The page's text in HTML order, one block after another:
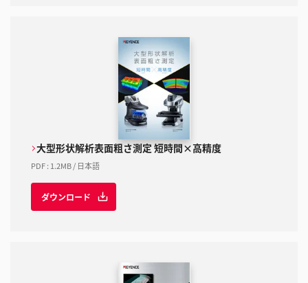
大型形状解析表面粗さ測定 短時間×高精度
PDF: 1.2MB/ 日本語
ダウンロード